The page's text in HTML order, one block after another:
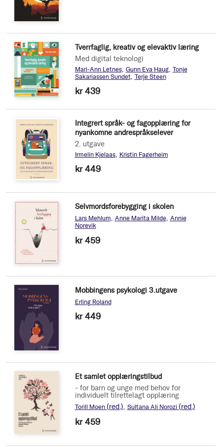
Tverrfaglig, kreativ og elevaktiv læring
Med digital teknologi
Mari-Ann Letnes Gunn Eva Haug Tonje
Sakariassen Sundet Terje Steen
kr 439
Integrert språk- og fagopplæring for
nyankomne andrespråkselever
2. utgave
Irmelin Kjelaas Kristin Fagerheim
kr 449
Selvmordsforebygging i skolen
Lars Mehlum Anne Marita Milde Annie
Norevik
kr 459
Mobbingens psykologi 3.utgave
Erling Roland
kr 449
Et samlet opplæringstilbud
- for barn og unge med behov for
individuelt tilrettelagt opplæring
Torill Moen (red.) Sultana Ali Norozi (red.)
kr 459